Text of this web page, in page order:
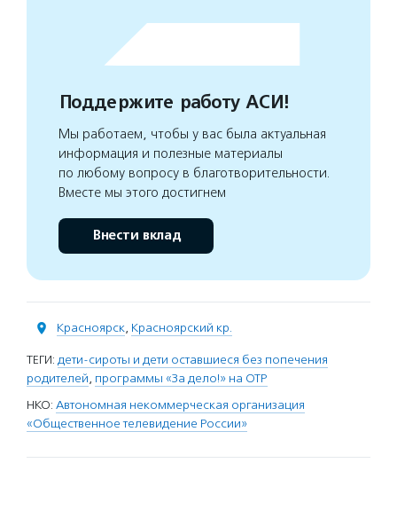
Поддержите работу АСИ!
Мы работаем, чтобы у вас была актуальная
информация и полезные материалы
по любому вопросу в благотворительности.
Вместе мы этого достигнем
Внести вклад
Красноярск, Красноярский кр.
ТЕГИ: дети-сироты и дети оставшиеся без попечения
родителей, программы «За дело!» на ОТР
НКО: Автономная некоммерческая организация
«Общественное телевидение России»